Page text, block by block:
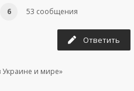
6 53 сообщения
Ответить
Украине и мире»